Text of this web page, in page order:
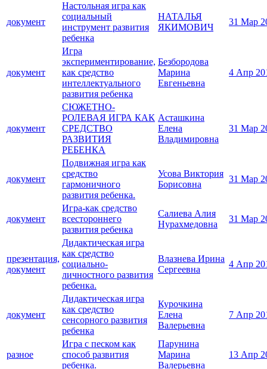
документ
Настольная игра как
социальный
инструмент развития
ребенка
НАТАЛЬЯ
ЯКИМОВИЧ
31 Мар
документ
Игра
экспериментирование,
как средство
интеллектуального
развития ребенка
Безбородова
Марина
Евгеньевна
4 Апр
документ
СЮЖЕТНО-
РОЛЕВАЯ ИГРА КАК
СРЕДСТВО
РАЗВИТИЯ
РЕБЕНКА
Асташкина
Елена
Владимировна
31 Мар
документ
Подвижная игра как
средство
гармоничного
развития ребенка.
Усова Виктория
Борисовна
31 Мар
документ
Игра-как средство
всестороннего
развития ребенка
Салиева Алия
Нурахмедовна
31 Мар
презентация,
документ
Дидактическая игра
как средство
социально-
личностного развития
ребенка.
Влазнева Ирина
Сергеевна
4 Апр
документ
Дидактическая игра
как средство
сенсорного развития
ребенка
Курочкина
Елена
Валерьевна
7 Апр
разное
Игра с песком как
способ развития
ребенка.
Парунина
Марина
Валерьевна
13 Апр